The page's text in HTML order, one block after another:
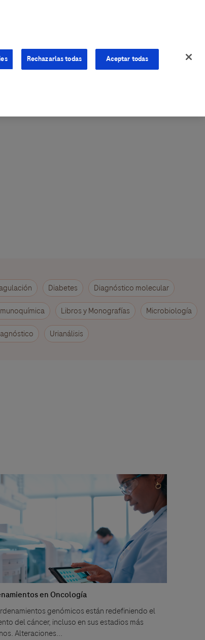
Diabetes Diagnóstico molecular
Libros y Monografías Microbiología
Urianálisis
en Oncología
genómicos están redefiniendo el
del cáncer, incluso en sus estadios más
Alteraciones...
Rechazarlas todas Aceptar todas